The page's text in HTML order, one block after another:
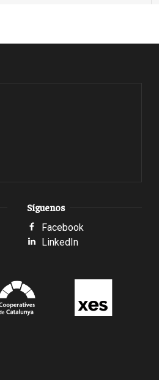
Síguenos
Facebook
LinkedIn